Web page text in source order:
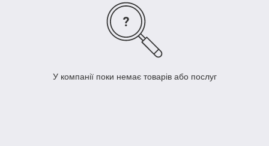
У компанії поки немає товарів або послуг